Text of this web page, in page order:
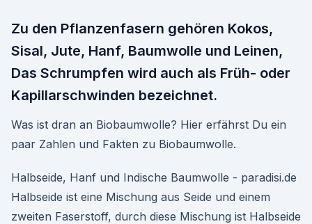
Zu den Pflanzenfasern gehören Kokos,
Sisal, Jute, Hanf, Baumwolle und Leinen,
Das Schrumpfen wird auch als Früh- oder
Kapillarschwinden bezeichnet.
Was ist dran an Biobaumwolle? Hier erfährst Du ein
paar Zahlen und Fakten zu Biobaumwolle.
Halbseide, Hanf und Indische Baumwolle - paradisi.de
Halbseide ist eine Mischung aus Seide und einem
zweiten Faserstoff, durch diese Mischung ist Halbseide